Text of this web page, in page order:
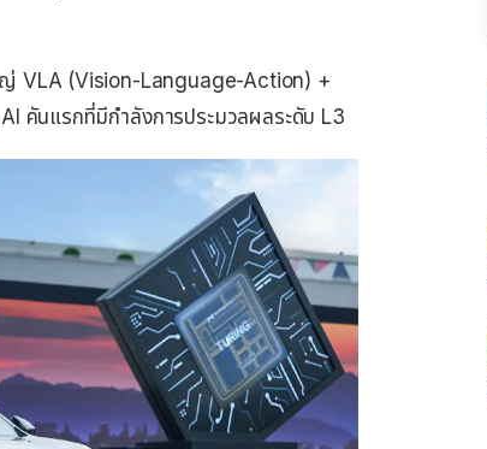
ญ่ VLA (Vision-Language-Action) +
คันแรกที่มีกำลังการประมวลผลระดับ L3